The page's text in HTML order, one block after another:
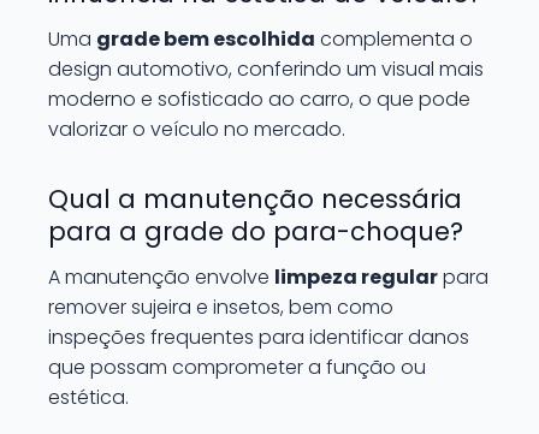
Uma grade bem escolhida complementa o
design automotivo, conferindo um visual mais
moderno e sofisticado ao carro, o que pode
valorizar o veículo no mercado.
Qual a manutenção necessária
para a grade do para-choque?
A manutenção envolve limpeza regularpara
remover sujeira e insetos, bem como
inspeções frequentes para identificar danos
que possam comprometer a função ou
estética.